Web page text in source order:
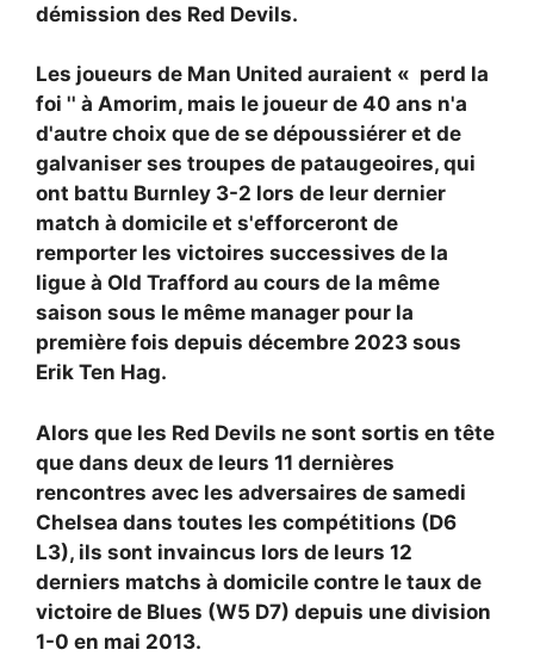
démission des Red Devils.
Les joueurs de Man United auraient « perd la
foi '' à Amorim, mais le joueur de 40 ans n'a
d'autre choix que de se dépoussiérer et de
galvaniser ses troupes de pataugeoires, qui
ont battu Burnley 3-2 lors de leur dernier
match à domicile et s'efforceront de
remporter les victoires successives de la
ligue à Old Trafford au cours de la même
saison sous le même manager pour la
première fois depuis décembre 2023 sous
Erik Ten Hag.
Alors que les Red Devils ne sont sortis en tête
que dans deux de leurs 11 dernières
rencontres avec les adversaires de samedi
Chelsea dans toutes les compétitions (D6
L3), ils sont invaincus lors de leurs 12
derniers matchs à domicile contre le taux de
victoire de Blues (W5 D7) depuis une division
1-0 en mai 2013.